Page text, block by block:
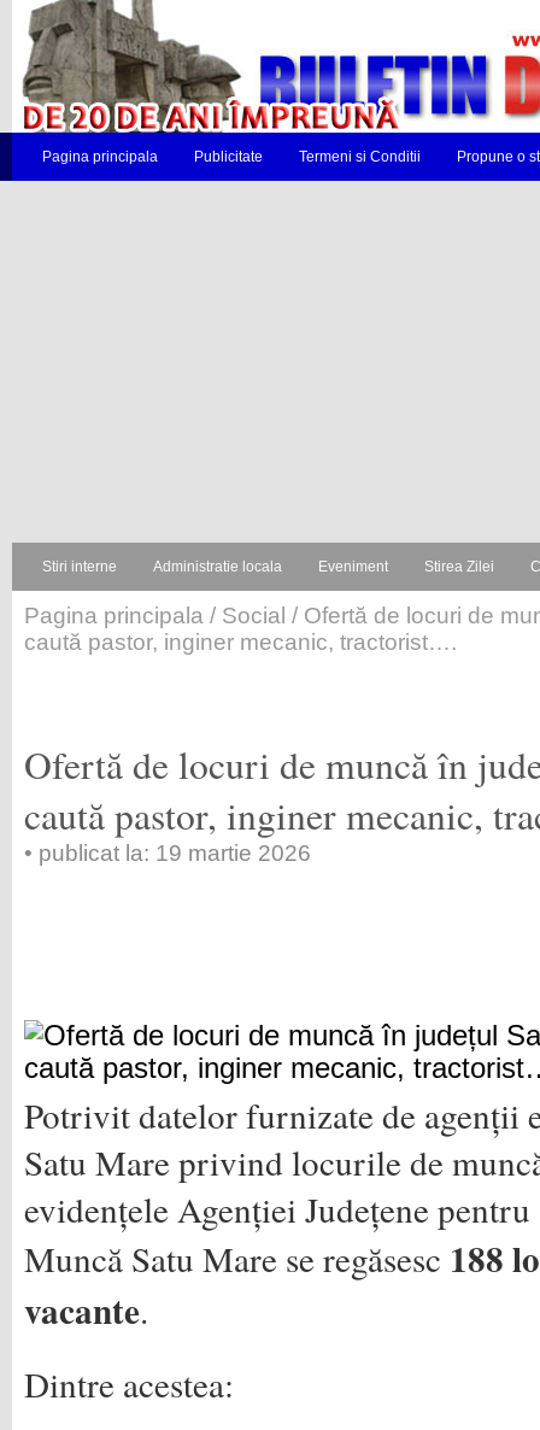
Pagina principala Publicitate Termeni si Conditii Propune o
Stiri interne Administratie locala Eveniment Stirea Zilei
Pagina principala / Social / Ofertă de locuri de
caută pastor, inginer mecanic, tractorist….
Ofertă de locuri de muncă în
caută pastor, inginer mecanic,
• publicat la: 19 martie 2026
Potrivit datelor furnizate de agenții
Satu Mare privind locurile de
evidențele Agenției Județene
Muncă Satu Mare se regăsesc 188
vacante.
Dintre acestea: